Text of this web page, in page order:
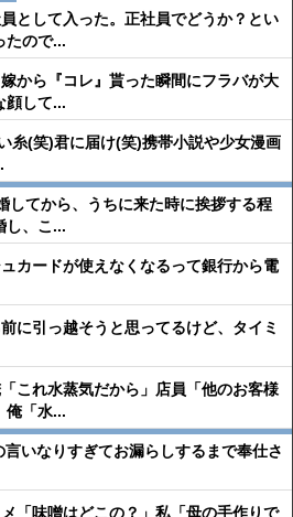
として入った。正社員でどうか？とい
たので...
から『コレ』貰った瞬間にフラバが大
顔して...
糸(笑)君に届け(笑)携帯小説や少女漫画
してから、うちに来た時に挨拶する程
し、こ...
カードが使えなくなるって銀行から電
に引っ越そうと思ってるけど、タイミ
これ水蒸気だから」店員「他のお客様
俺「水...
言いなりすぎてお漏らしするまで奉仕さ
「味噌はどこの？」私「母の手作りで